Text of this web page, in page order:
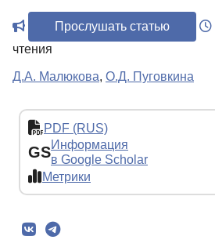
Прослушать статью
чтения
Д.А. Малюкова, О.Д. Пуговкина
PDF (RUS)
GSИнформация
в Google Scholar
Метрики